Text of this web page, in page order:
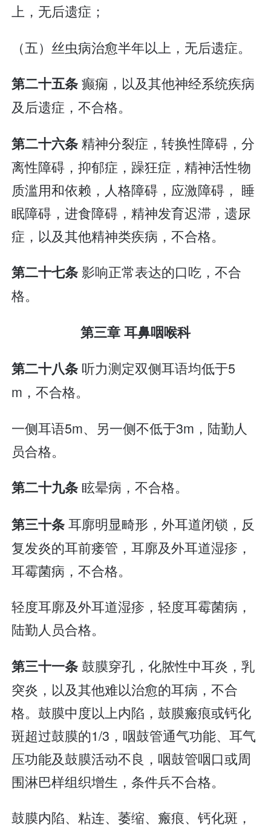
上，无后遗症；
（五）丝虫病治愈半年以上，无后遗症。
第二十五条癫痫，以及其他神经系统疾病
及后遗症，不合格。
第二十六条精神分裂症，转换性障碍，分
离性障碍，抑郁症，躁狂症，精神活性物
质滥用和依赖，人格障碍，应激障碍， 睡
眠障碍，进食障碍，精神发育迟滞，遗尿
症，以及其他精神类疾病，不合格。
第二十七条影响正常表达的口吃，不合
格。
第三章 耳鼻咽喉科
第二十八条 听力测定双侧耳语均低于5
m，不合格。
一侧耳语5m、另一侧不低于3m，陆勤人
员合格。
第二十九条 眩晕病，不合格。
第三十条耳廓明显畸形，外耳道闭锁，反
复发炎的耳前瘘管，耳廓及外耳道湿疹，
耳霉菌病，不合格。
轻度耳廓及外耳道湿疹，轻度耳霉菌病，
陆勤人员合格。
第三十一条鼓膜穿孔，化脓性中耳炎，乳
突炎，以及其他难以治愈的耳病，不合
格。鼓膜中度以上内陷，鼓膜瘢痕或钙化
斑超过鼓膜的1/3，咽鼓管通气功能、耳气
压功能及鼓膜活动不良，咽鼓管咽口或周
围淋巴样组织增生，条件兵不合格。
鼓膜内陷、粘连、萎缩、瘢痕、钙化斑，